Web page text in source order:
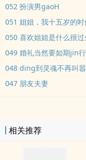
052 扮演男gaoH
051 姐姐，我十五岁的
050 喜欢姐姐是什么很
049 婚礼当然要如期jin行
048 ding到灵魂不再叫
047 朋友夫妻
相关推荐